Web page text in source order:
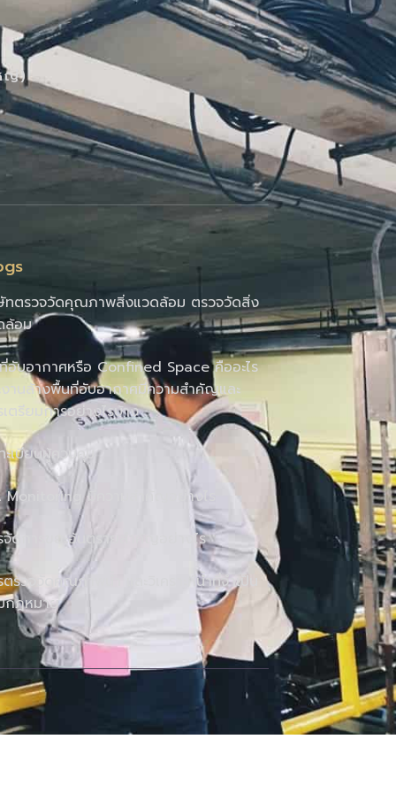
ญ่)
ทตรวจวัดคุณภาพสิ่งแวดล้อม ตรวจวัดสิ่ง
ล้อม
อับอากาศหรือ Confined Space คืออะไร
งานล้างพื้นที่อับอากาศมีความสำคัญและ
ตรียมการอย่างไรบ้าง
เบียนผู้ควบคุม
Monitoring มีความสำคัญอย่างไร
จัดการขยะอันตรายสำคัญอย่างไร
รวจวัดคุณภาพน้ำ และวิเคราะห์น้ำที่จำเป็น
กฎหมาย